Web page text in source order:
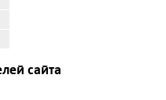
сайта